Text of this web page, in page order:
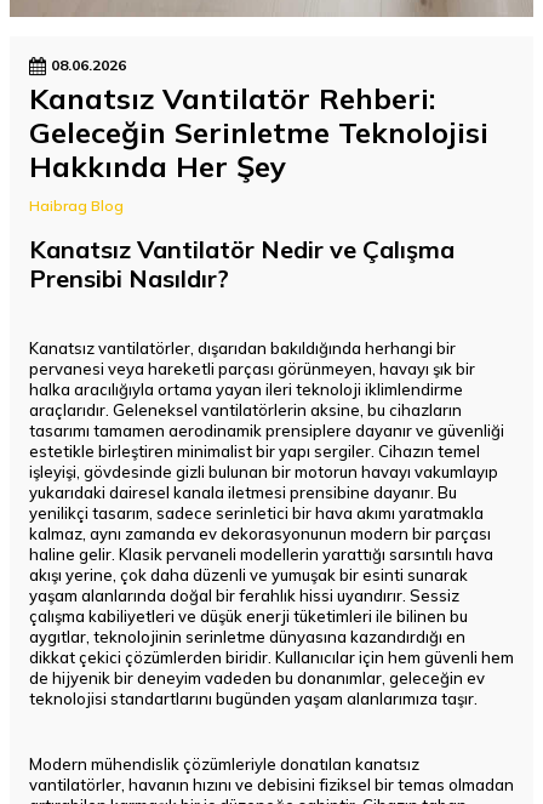
08.06.2026
Kanatsız Vantilatör Rehberi:
Geleceğin Serinletme Teknolojisi
Hakkında Her Şey
Haibrag Blog
Kanatsız Vantilatör Nedir ve Çalışma
Prensibi Nasıldır?
Kanatsız vantilatörler, dışarıdan bakıldığında herhangi bir
pervanesi veya hareketli parçası görünmeyen, havayı şık bir
halka aracılığıyla ortama yayan ileri teknoloji iklimlendirme
araçlarıdır. Geleneksel vantilatörlerin aksine, bu cihazların
tasarımı tamamen aerodinamik prensiplere dayanır ve güvenliği
estetikle birleştiren minimalist bir yapı sergiler. Cihazın temel
işleyişi, gövdesinde gizli bulunan bir motorun havayı vakumlayıp
yukarıdaki dairesel kanala iletmesi prensibine dayanır. Bu
yenilikçi tasarım, sadece serinletici bir hava akımı yaratmakla
kalmaz, aynı zamanda ev dekorasyonunun modern bir parçası
haline gelir. Klasik pervaneli modellerin yarattığı sarsıntılı hava
akışı yerine, çok daha düzenli ve yumuşak bir esinti sunarak
yaşam alanlarında doğal bir ferahlık hissi uyandırır. Sessiz
çalışma kabiliyetleri ve düşük enerji tüketimleri ile bilinen bu
aygıtlar, teknolojinin serinletme dünyasına kazandırdığı en
dikkat çekici çözümlerden biridir. Kullanıcılar için hem güvenli hem
de hijyenik bir deneyim vadeden bu donanımlar, geleceğin ev
teknolojisi standartlarını bugünden yaşam alanlarımıza taşır.
Modern mühendislik çözümleriyle donatılan kanatsız
vantilatörler, havanın hızını ve debisini fiziksel bir temas olmadan